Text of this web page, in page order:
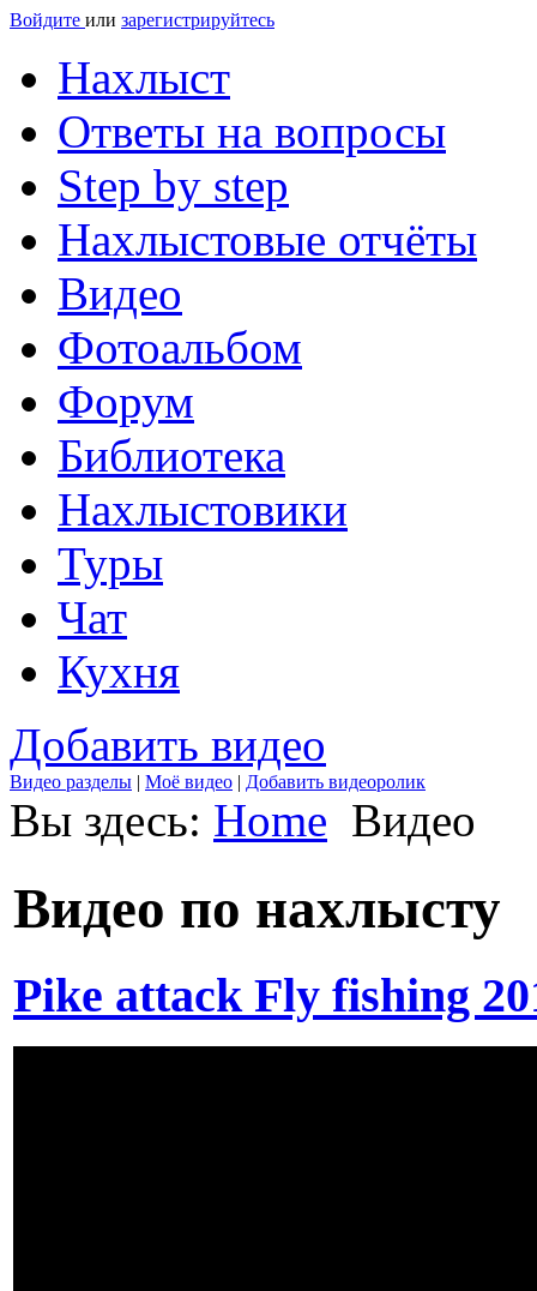
Войдите или зарегистрируйтесь
Нахлыст
Ответы на вопросы
Step by step
Нахлыстовые отчёты
Видео
Фотоальбом
Форум
Библиотека
Нахлыстовики
Туры
Чат
Кухня
Добавить видео
Видео разделы | Моё видео | Добавить видеоролик
Вы здесь: Home Видео
Видео по нахлысту
Pike attack Fly fishing